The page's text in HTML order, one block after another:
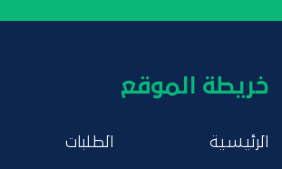
خريطة الموقع
الرئيسية الطلبات